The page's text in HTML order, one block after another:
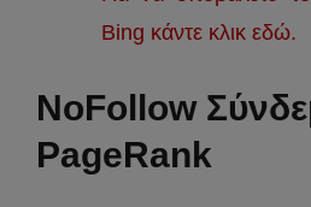
Bing κάντε κλικ εδώ.
NoFollow
PageRank